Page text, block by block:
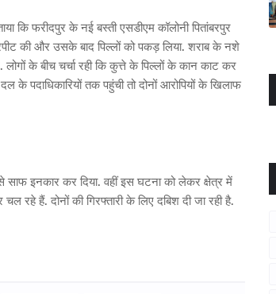
कि फरीदपुर के नई बस्ती एसडीएम कॉलोनी पितांबरपुर
की और उसके बाद पिल्लों को पकड़ लिया. शराब के नशे
के बीच चर्चा रही कि कुत्ते के पिल्लों के कान काट कर
पदाधिकारियों तक पहुंची तो दोनों आरोपियों के खिलाफ
साफ इनकार कर दिया. वहीं इस घटना को लेकर क्षेत्र में
रहे हैं. दोनों की गिरफ्तारी के लिए दबिश दी जा रही है.